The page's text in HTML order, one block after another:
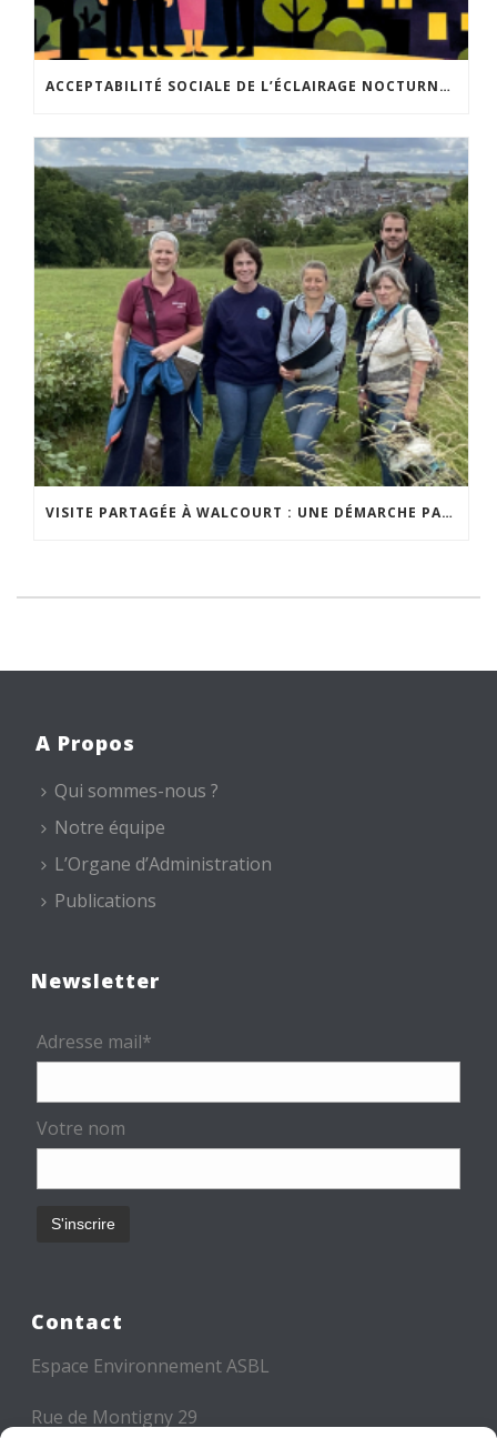
ACCEPTABILITÉ SOCIALE DE L’ÉCLAIRAGE NOCTURNE : LE REPLAY EST DISPONIBLE
VISITE PARTAGÉE À WALCOURT : UNE DÉMARCHE PARTICIPATIVE ANIMÉE PAR ESPACE ENVIRONNEMENT
A Propos
Qui sommes-nous ?
Notre équipe
L’Organe d’Administration
Publications
Newsletter
Adresse mail*
Votre nom
Contact
Espace Environnement ASBL
Rue de Montigny 29